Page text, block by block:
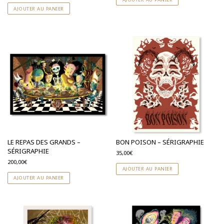
S'abonner à la NewsLetter
AJOUTER AU PANIER
LE REPAS DES GRANDS –
SÉRIGRAPHIE
200,00€
AJOUTER AU PANIER
BON POISON – SÉRIGRAPHIE
35,00€
AJOUTER AU PANIER